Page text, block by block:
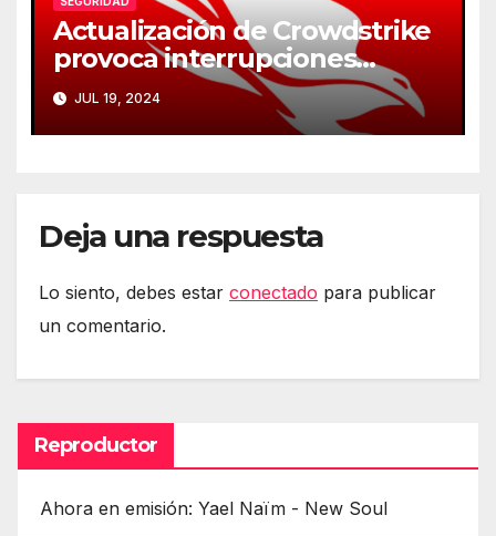
Actualización de Crowdstrike
provoca interrupciones
masivas en servicios críticos
JUL 19, 2024
Deja una respuesta
Lo siento, debes estar conectado para publicar
un comentario.
Reproductor
Ahora en emisión: Yael Naïm - New Soul